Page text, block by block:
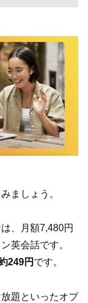
ましょう。
、月額7,480円
英会話です。
249円 です。
題といったオプ